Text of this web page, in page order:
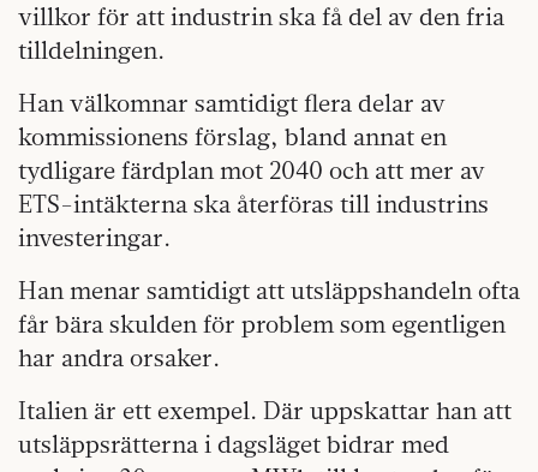
villkor för att industrin ska få del av den fria
tilldelningen.
Han välkomnar samtidigt flera delar av
kommissionens förslag, bland annat en
tydligare färdplan mot 2040 och att mer av
ETS-intäkterna ska återföras till industrins
investeringar.
Han menar samtidigt att utsläppshandeln ofta
får bära skulden för problem som egentligen
har andra orsaker.
Italien är ett exempel. Där uppskattar han att
utsläppsrätterna i dagsläget bidrar med